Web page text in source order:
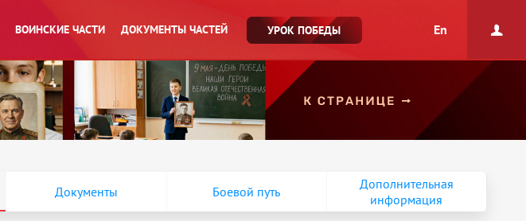
ВОИНСКИЕ ЧАСТИ ДОКУМЕНТЫ ЧАСТЕЙ УРОК ПОБЕДЫ En
Документы Боевой путь
Дополнительная
информация